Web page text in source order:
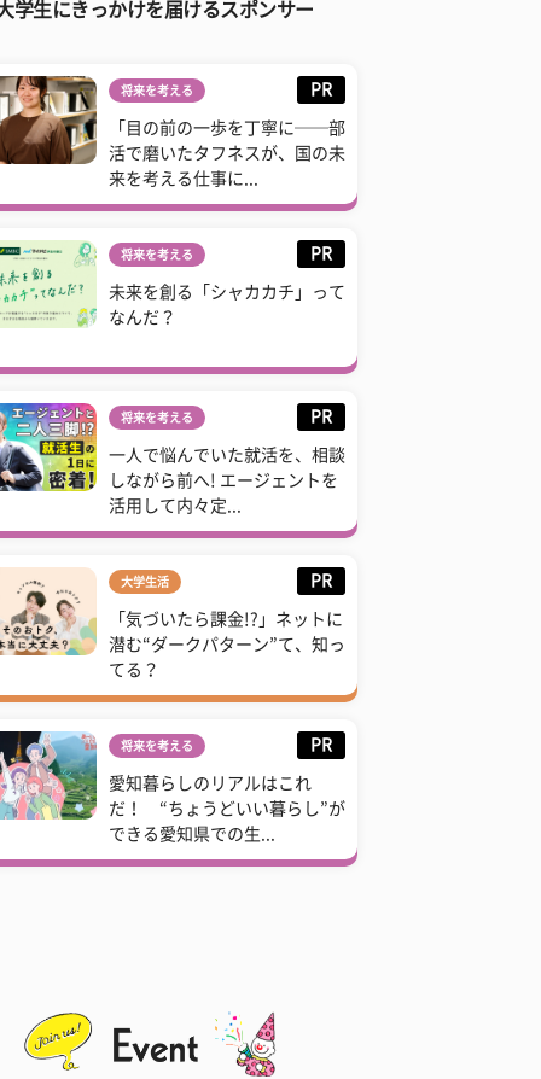
学生にきっかけを届けるスポンサー
将来を考える PR
「目の前の一歩を丁寧に──部
活で磨いたタフネスが、国の未
来を考える仕事に...
将来を考える PR
未来を創る「シャカカチ」って
なんだ？
将来を考える PR
一人で悩んでいた就活を、相談
しながら前へ! エージェントを
活用して内々定...
大学生活 PR
「気づいたら課金!?」ネットに
潜む“ダークパターン”て、知っ
てる？
将来を考える PR
愛知暮らしのリアルはこれ
だ！ “ちょうどいい暮らし”が
できる愛知県での生...